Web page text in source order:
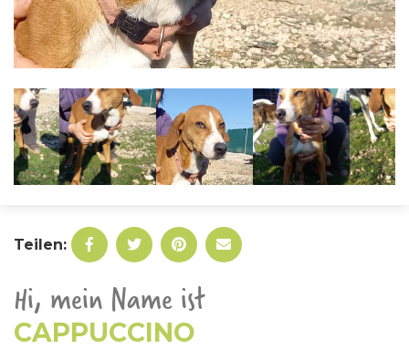
Teilen:
Hi, mein Name ist
CAPPUCCINO